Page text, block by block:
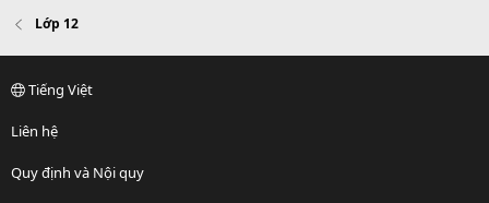
Lớp 12
Tiếng Việt
Liên hệ
Quy định và Nội quy